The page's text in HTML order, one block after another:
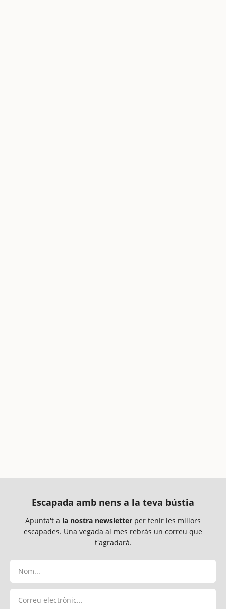
Escapada amb nens a la teva bústia
Apunta't a la nostra newsletter per tenir les millors
escapades. Una vegada al mes rebràs un correu que
t'agradarà.